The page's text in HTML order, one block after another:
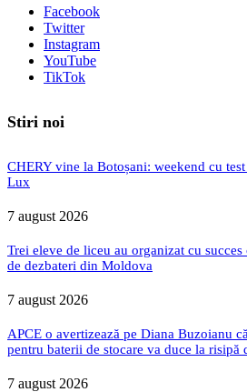
Facebook
Twitter
Instagram
YouTube
TikTok
Stiri noi
CHERY vine la Botoșani: weekend cu
Lux
7 august 2026
Trei eleve de liceu au organizat cu
de dezbateri din Moldova
7 august 2026
APCE o avertizează pe Diana Buzoianu
pentru baterii de stocare va duce la risipă
7 august 2026